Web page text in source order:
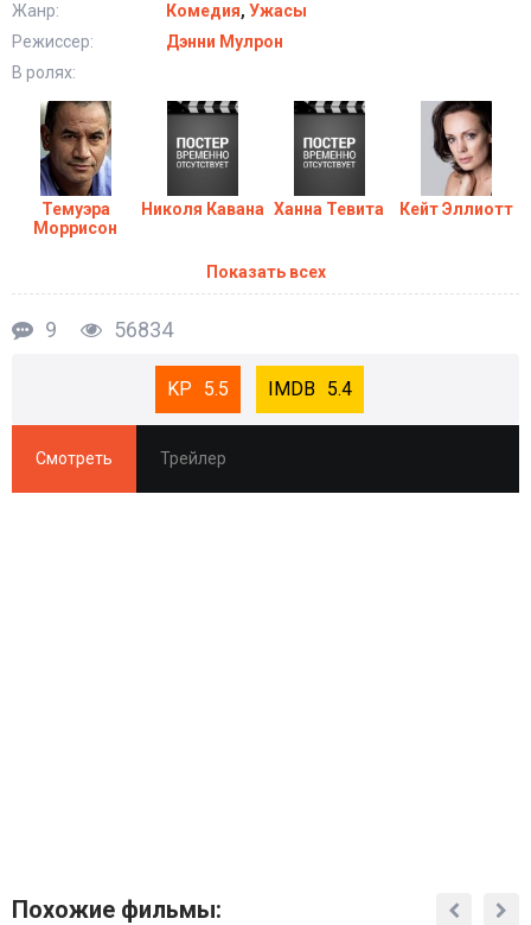
Жанр:
Комедия, Ужасы
Режиссер:
Дэнни Мулрон
В ролях:
Темуэра
Моррисон
Николя Кавана Ханна Тевита Кейт Эллиотт
Показать всех
9 56834
5.5 5.4
Смотреть Трейлер
Похожие фильмы: